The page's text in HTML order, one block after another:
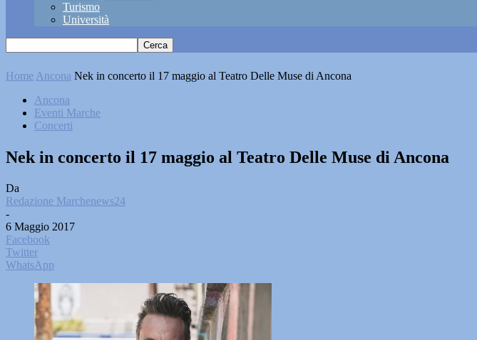
Turismo
Università
Home Ancona Nek in concerto il 17 maggio al Teatro Delle Muse di Ancona
Ancona
Eventi Marche
Concerti
Nek in concerto il 17 maggio al Teatro Delle Muse di Ancona
Da
Redazione Marchenews24
-
6 Maggio 2017
Facebook
Twitter
WhatsApp